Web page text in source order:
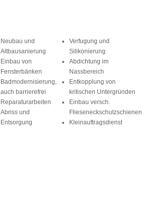
Neubau und
Altbausanierung
Einbau von
Fensterbänken
Badmodernisierung,
auch barrierefrei
Reparaturarbeiten
Abriss und
Entsorgung
Verfugung und
Silikonierung
Abdichtung im
Nassbereich
Entkopplung von
kritischen Untergründen
Einbau versch.
Flieseneckschutzschienen
Kleinauftragsdienst